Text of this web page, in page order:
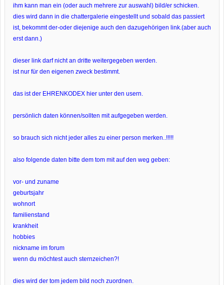
ihm kann man ein (oder auch mehrere zur auswahl) bild/er schicken.
dies wird dann in die chattergalerie eingestellt und sobald das passiert
ist, bekommt der-oder diejenige auch den dazugehörigen link.(aber auch
erst dann.)
dieser link darf nicht an dritte weitergegeben werden.
ist nur für den eigenen zweck bestimmt.
das ist der EHRENKODEX hier unter den usern.
persönlich daten können/sollten mit aufgegeben werden.
so brauch sich nicht jeder alles zu einer person merken..!!!!!
also folgende daten bitte dem tom mit auf den weg geben:
vor- und zuname
geburtsjahr
wohnort
familienstand
krankheit
hobbies
nickname im forum
wenn du möchtest auch sternzeichen?!
dies wird der tom jedem bild noch zuordnen.